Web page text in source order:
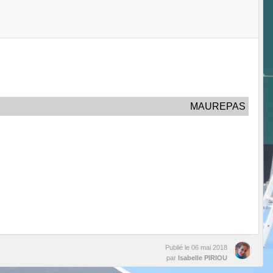
MAUREPAS
Publié le 06 mai 2018
par Isabelle PIRIOU